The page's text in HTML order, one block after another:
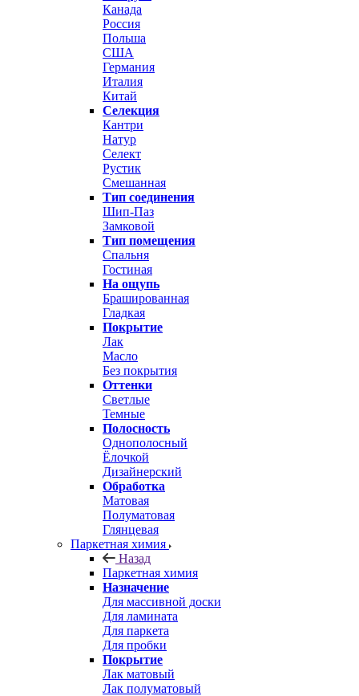
Канада
Россия
Польша
США
Германия
Италия
Китай
Селекция
Кантри
Натур
Селект
Рустик
Смешанная
Тип соединения
Шип-Паз
Замковой
Тип помещения
Спальня
Гостиная
На ощупь
Брашированная
Гладкая
Покрытие
Лак
Масло
Без покрытия
Оттенки
Светлые
Темные
Полосность
Однополосный
Ёлочкой
Дизайнерский
Обработка
Матовая
Полуматовая
Глянцевая
Паркетная химия
Назад
Паркетная химия
Назначение
Для массивной доски
Для ламината
Для паркета
Для пробки
Покрытие
Лак матовый
Лак полуматовый